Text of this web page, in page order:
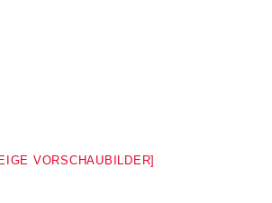
VORSCHAUBILDER]